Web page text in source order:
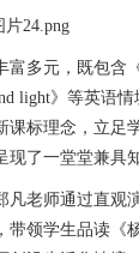
多元，既包含
light》等英语
标理念，立足
了一堂堂兼具
老师通过直观
领学生品读《